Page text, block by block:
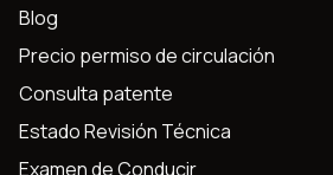
Blog
Precio permiso de circulación
Consulta patente
Estado Revisión Técnica
Examen de Conducir